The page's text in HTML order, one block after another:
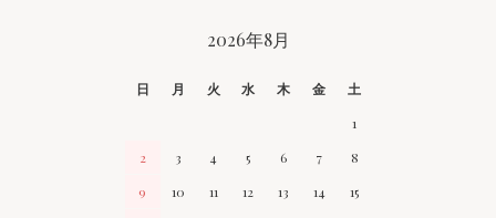
2026年8月
日 月 火 水 木 金
土
1
2
3 4 5 6 7
8
9
10 11 12 13 14
15